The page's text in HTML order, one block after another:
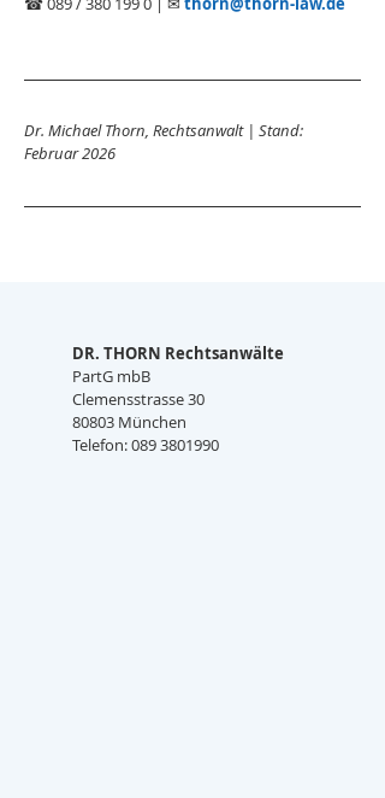
Dr. Michael Thorn, Rechtsanwalt | Stand:
Februar 2026
DR. THORN Rechtsanwälte
PartG mbB
Clemensstrasse 30
80803 München
Telefon: 089 3801990